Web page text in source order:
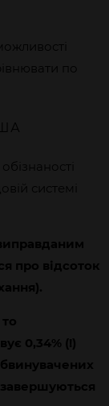
по
системі
про відсоток
0,34% (!)